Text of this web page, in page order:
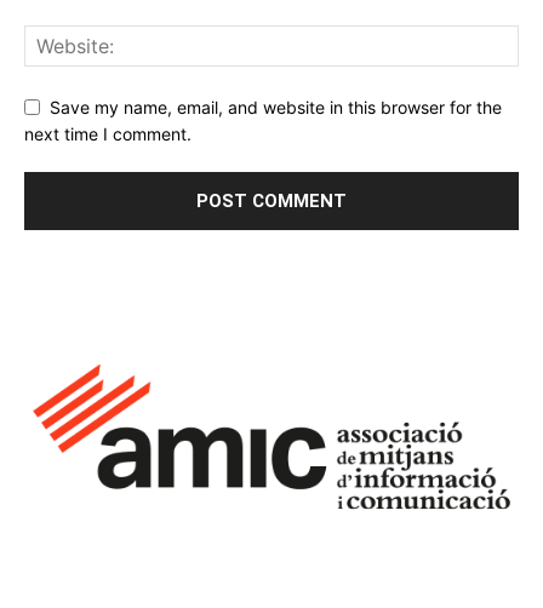
Save my name, email, and website in this browser for the
next time I comment.